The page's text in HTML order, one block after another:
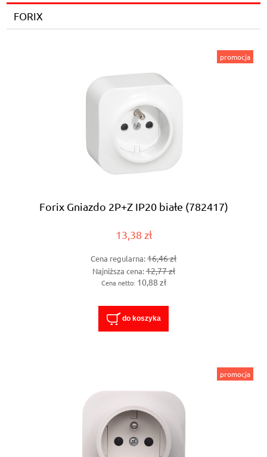
FORIX
Forix Gniazdo 2P+Z IP20 białe (782417)
13,38 zł
Cena regularna:16,46 zł
Najniższa cena:12,77 zł
Cena netto: 10,88 zł
do koszyka
promocja
promocja